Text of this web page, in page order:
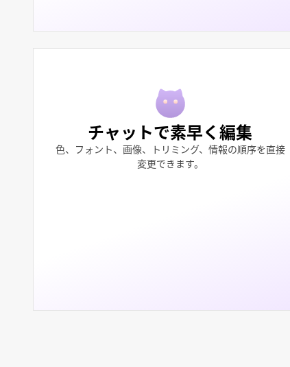
チャットで素早く編集
色、フォント、画像、トリミング、情報の順序を直接
変更できます。